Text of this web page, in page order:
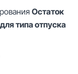
Остаток
для типа отпуска